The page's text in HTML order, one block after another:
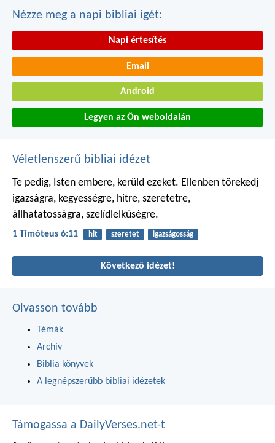
Nézze meg a napi bibliai igét:
Napi értesítés
Email
Android
Legyen az Ön weboldalán
Véletlenszerű bibliai idézet
Te pedig, Isten embere, kerüld ezeket. Ellenben törekedj
igazságra, kegyességre, hitre, szeretetre,
állhatatosságra, szelídlelkűségre.
1 Timóteus 6:11 hit szeretet igazságosság
Következő idézet!
Olvasson tovább
Témák
Archív
Biblia könyvek
A legnépszerűbb bibliai idézetek
Támogassa a DailyVerses.net-t